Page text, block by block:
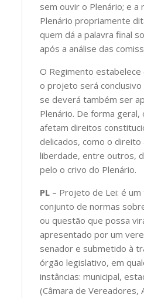
sem ouvir o Plenário; e a
Plenário propriamente
quem dá a palavra final
após a análise das
O Regimento estabelece
o projeto será conclusivo
se deverá também ser
Plenário. De forma
afetam direitos
delicados, como o direito
liberdade, entre outros,
pelo o crivo do Plenário.
PL – Projeto de Lei: é
conjunto de normas
ou questão que possa
apresentado por um
senador e submetido à
órgão legislativo, em
instâncias: municipal,
(Câmara de Vereadores,